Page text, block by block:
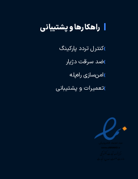
راهکارها و پشتیبانی
کنترل تردد پارکینگ
ضد سرقت دژیار
امن‌سازی راه‌پله
تعمیرات و پشتیبانی